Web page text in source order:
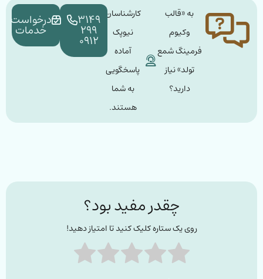
به «قالب
وکیوم
فرمینگ شمع
تولد» نیاز
دارید؟
کارشناسان
نیوپک
آماده
پاسخگویی
به شما
هستند.
۳۱۴۹
۲۹۹
۰۹۱۲
درخواست
خدمات
چقدر مفید بود؟
روی یک ستاره کلیک کنید تا امتیاز دهید!